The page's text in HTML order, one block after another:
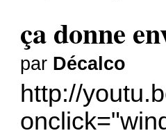
ça donne
par Décalco
http://